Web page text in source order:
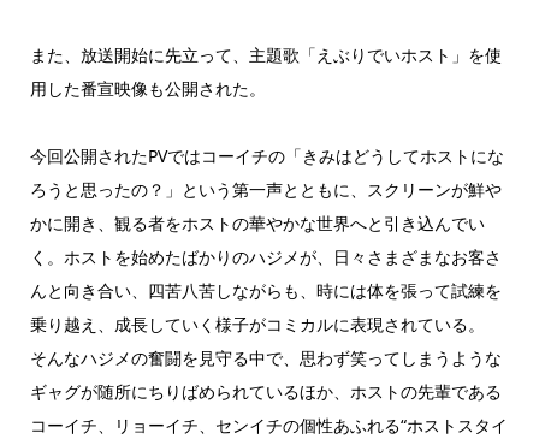
また、放送開始に先立って、主題歌「えぶりでいホスト」を使
用した番宣映像も公開された。
今回公開されたPVではコーイチの「きみはどうしてホストにな
ろうと思ったの？」という第一声とともに、スクリーンが鮮や
かに開き、観る者をホストの華やかな世界へと引き込んでい
く。ホストを始めたばかりのハジメが、日々さまざまなお客さ
んと向き合い、四苦八苦しながらも、時には体を張って試練を
乗り越え、成長していく様子がコミカルに表現されている。
そんなハジメの奮闘を見守る中で、思わず笑ってしまうような
ギャグが随所にちりばめられているほか、ホストの先輩である
コーイチ、リョーイチ、センイチの個性あふれる“ホストスタイ